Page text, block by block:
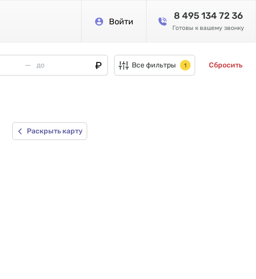
Войти
8 495 134 72 36
Готовы к вашему звонку
Все фильтры 1 Сбросить
Раскрыть карту